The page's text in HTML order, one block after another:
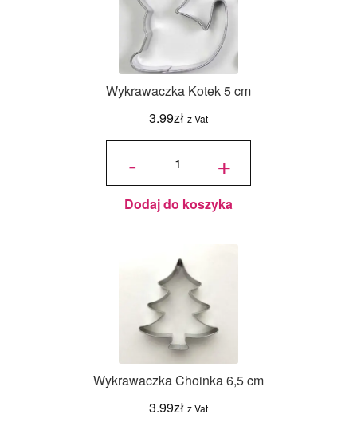
Wykrawaczka Kotek 5 cm
3.99zł z Vat
-
ilość
Kotek 5 cm +
Dodaj do koszyka
Wykrawaczka Choinka 6,5 cm
3.99zł z Vat